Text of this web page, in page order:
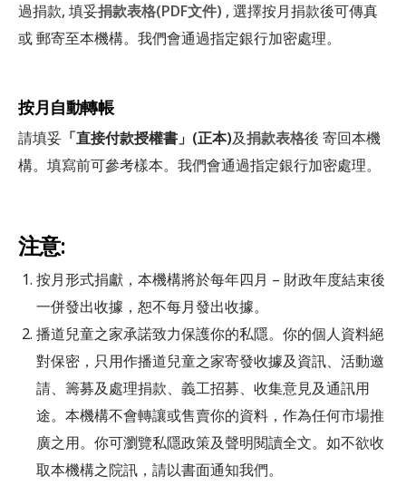
過捐款, 填妥捐款表格(PDF文件) , 選擇按月捐款後可傳真
或 郵寄至本機構。我們會通過指定銀行加密處理。
按月自動轉帳
請填妥 「直接付款授權書」(正本)及捐款表格後 寄回本機
構。填寫前可參考樣本。我們會通過指定銀行加密處理。
注意:
按月形式捐獻，本機構將於每年四月 – 財政年度結束後
一併發出收據，恕不每月發出收據。
播道兒童之家承諾致力保護你的私隱。你的個人資料絕
對保密，只用作播道兒童之家寄發收據及資訊、活動邀
請、籌募及處理捐款、義工招募、收集意見及通訊用
途。本機構不會轉讓或售賣你的資料，作為任何市場推
廣之用。你可瀏覽私隱政策及聲明閱讀全文。如不欲收
取本機構之院訊，請以書面通知我們。